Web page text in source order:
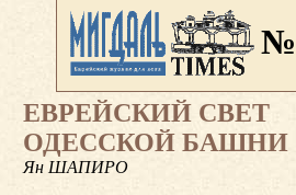
ЕВРЕЙСКИЙ СВЕТ
ОДЕССКОЙ БАШНИ
Ян ШАПИРО